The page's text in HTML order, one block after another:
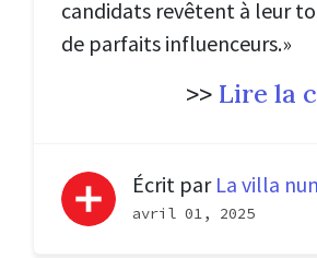
candidats revêtent à leur
de parfaits influenceurs.»
>> Lire la
Écrit par La villa
avril 01, 2025